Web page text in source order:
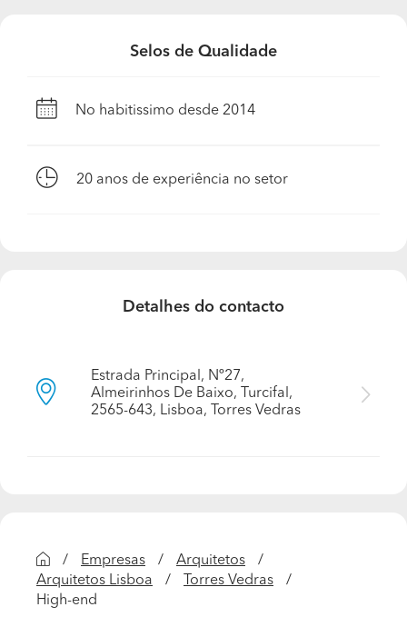
Selos de Qualidade
No habitissimo desde 2014
20 anos de experiência no setor
Detalhes do contacto
Estrada Principal, Nº27,
Almeirinhos De Baixo, Turcifal,
2565-643, Lisboa, Torres Vedras
Empresas
Arquitetos
Arquitetos Lisboa
Torres Vedras
High-end